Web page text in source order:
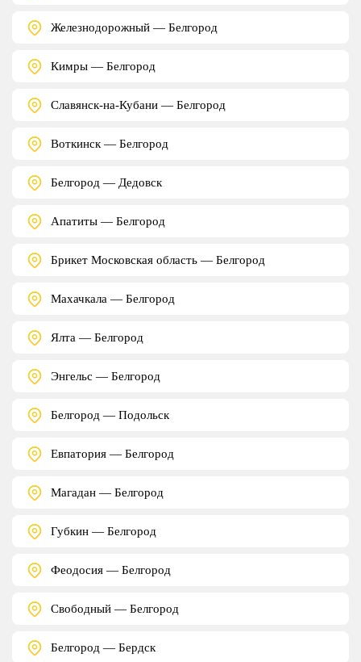
Железнодорожный — Белгород
Кимры — Белгород
Славянск-на-Кубани — Белгород
Воткинск — Белгород
Белгород — Дедовск
Апатиты — Белгород
Брикет Московская область — Белгород
Махачкала — Белгород
Ялта — Белгород
Энгельс — Белгород
Белгород — Подольск
Евпатория — Белгород
Магадан — Белгород
Губкин — Белгород
Феодосия — Белгород
Свободный — Белгород
Белгород — Бердск